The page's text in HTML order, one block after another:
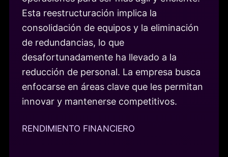
Esta reestructuración implica la
consolidación de equipos y la eliminación
de redundancias, lo que
desafortunadamente ha llevado a la
reducción de personal. La empresa busca
enfocarse en áreas clave que les permitan
innovar y mantenerse competitivos.
RENDIMIENTO FINANCIERO